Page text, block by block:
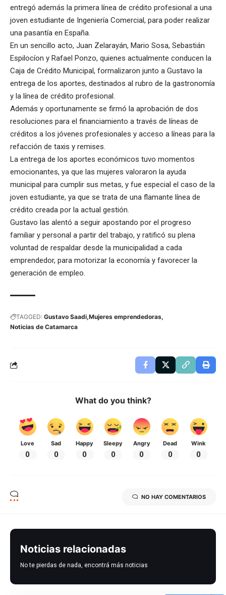
entregó además la primera línea de crédito profesional a una
joven estudiante de Ingeniería Comercial, para poder realizar
una pasantía en España.
En un sencillo acto, Juan Zelarayán, Mario Sosa, Sebastián
Espilocíon y Rafael Ponzo, quienes actualmente conducen la
Caja de Crédito Municipal, formalizaron junto a Gustavo la
entrega de los aportes, destinados al rubro de la gastronomía
y la línea de crédito profesional.
Además y oportunamente se firmó la aprobación de dos
resoluciones para el financiamiento a través de líneas de
créditos a los jóvenes profesionales y acceso a líneas para la
refacción de taxis y remises.
La entrega de los aportes económicos tuvo momentos
emocionantes, ya que las mujeres valoraron la ayuda
municipal para cumplir sus metas, y fue especial el caso de la
joven estudiante, ya que se trata de una flamante línea de
crédito creada por la actual gestión.
Gustavo las alentó a seguir apostando por el progreso
familiar y personal a partir del trabajo, y ratificó su plena
voluntad de respaldar desde la municipalidad a cada
emprendedor, para motorizar la economía y favorecer la
generación de empleo.
TAGGED: Gustavo Saadi Mujeres emprendedoras
Noticias de Catamarca
What do you think?
Love
0
Sad
0
Happy
0
Sleepy
0
Angry
0
Dead
0
Wink
0
NO HAY COMENTARIOS
Noticias relacionadas
No te pierdas de nada, encontrá más noticias